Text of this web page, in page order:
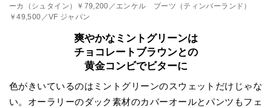
ーカ（シュタイン）￥79,200／エンケル ブーツ（ティンバーランド）
￥49,500／VF ジャパン
爽やかなミントグリーンは
チョコレートブラウンとの
黄金コンビでビターに
色がきいているのはミントグリーンのスウェットだけじゃな
い。オーラリーのダック素材のカバーオールとパンツもフェ